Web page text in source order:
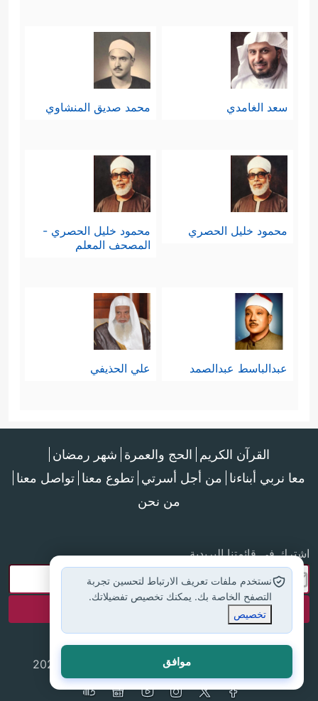
سعد الغامدي محمد صديق المنشاوي
محمود خليل الحصري
محمود خليل الحصري -
المصحف المعلم
عبدالباسط عبدالصمد علي الحذيفي
القرآن الكريم الحج والعمرة شهر رمضان
معا نربي أبناءنا من أجل أسرتي تطوع معنا تواصل معنا
من نحن
اشترك في قائمتنا البريدية
جميع الحقوق محفوظة لموقع إسلام أون لاين © 2025
نستخدم ملفات تعريف الارتباط لتحسين تجربة
التصفح الخاصة بك. يمكنك تخصيص تفضيلاتك.
تخصيص
موافق